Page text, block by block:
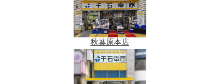
秋葉原本店